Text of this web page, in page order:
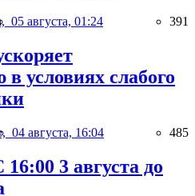
05 августа, 01:24 391
условиях слабого
04 августа, 16:04 485
3 августа до